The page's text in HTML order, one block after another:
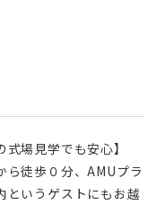
式場見学でも安心】
ら徒歩０分、AMUプラ
というゲストにもお越